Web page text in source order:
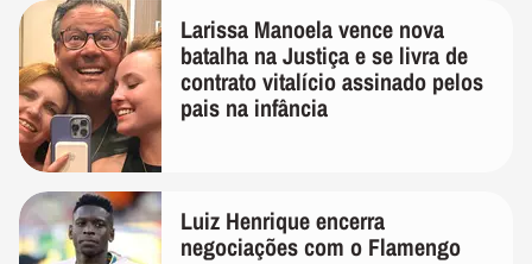
Larissa Manoela vence nova
batalha na Justiça e se livra de
contrato vitalício assinado pelos
pais na infância
Luiz Henrique encerra
negociações com o Flamengo